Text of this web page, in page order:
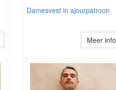
Damesvest in ajourpatroon
Meer info